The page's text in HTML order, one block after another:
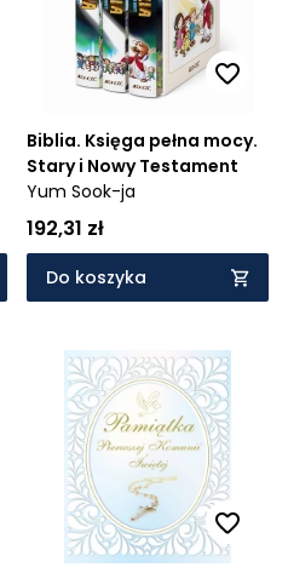
Biblia. Księga pełna mocy.
Stary i Nowy Testament
Yum Sook-ja
192,31 zł
Do koszyka